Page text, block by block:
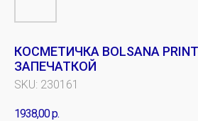
КОСМЕТИЧКА BOLSANA
ЗАПЕЧАТКОЙ
SKU: 230161
1938,00р.